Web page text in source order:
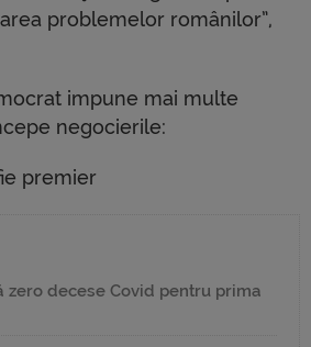
problemelor românilor”,
impune mai multe
negocierile:
premier
zero decese Covid pentru prima